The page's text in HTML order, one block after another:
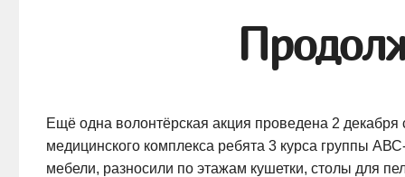
Ещё одна волонтёрская акция проведена 2
медицинского комплекса ребята 3 курса группы
мебели, разносили по этажам кушетки, столы для